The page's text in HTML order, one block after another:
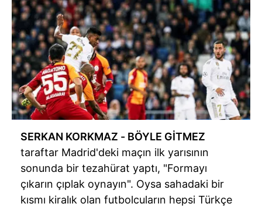
SERKAN KORKMAZ - BÖYLE GİTMEZ
taraftar Madrid'deki maçın ilk yarısının
sonunda bir tezahürat yaptı, "Formayı
çıkarın çıplak oynayın". Oysa sahadaki bir
kısmı kiralık olan futbolcuların hepsi Türkçe